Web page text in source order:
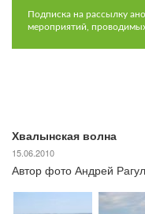
Подписка на рассылку
мероприятий,
Хвалынская волна
15.06.2010
Автор фото Андрей